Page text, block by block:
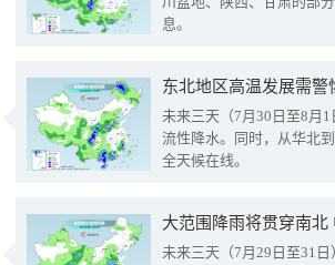
息。
东北地区高温发展需
未来三天（7月30日至8月
流性降水。同时，从华北
全天候在线。
大范围降雨将贯穿南
未来三天（7月29日至31